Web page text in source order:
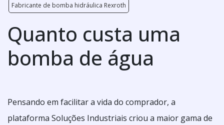
Fabricante de bomba hidráulica Rexroth
Quanto custa uma
bomba de água
Pensando em facilitar a vida do comprador, a
plataforma Soluções Industriais criou a maior gama de